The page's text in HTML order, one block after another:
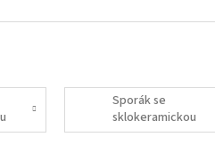
Sporák se
sklokeramickou
deskou